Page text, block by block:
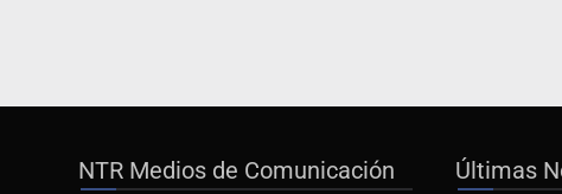
NTR Medios de Comunicación Últimas